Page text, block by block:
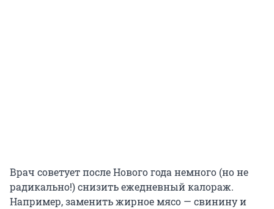
Врач советует после Нового года немного (но не
радикально!) снизить ежедневный калораж.
Например, заменить жирное мясо — свинину и